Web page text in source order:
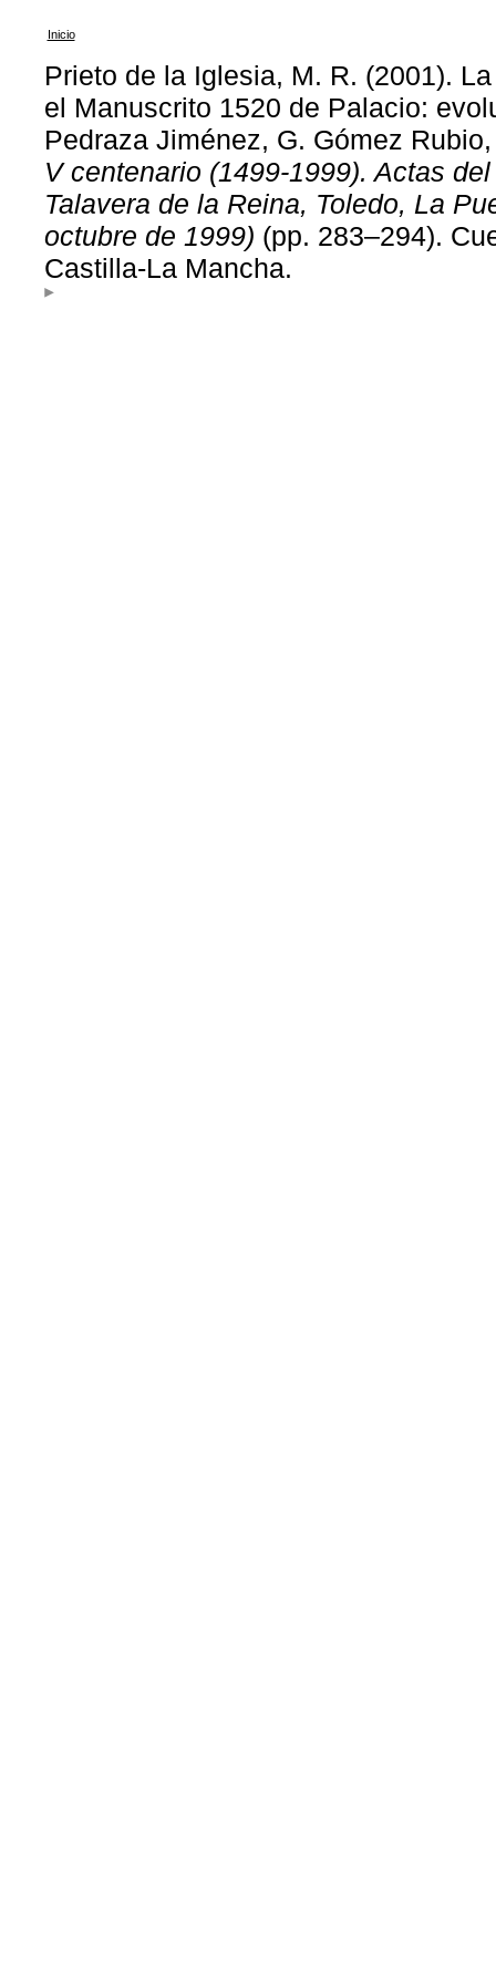
Inicio
Prieto de la Iglesia, M. R. (2001).
el Manuscrito 1520 de Palacio:
Pedraza Jiménez, G. Gómez
V centenario (1499-1999). Actas
Talavera de la Reina, Toledo, La
octubre de 1999) (pp. 283–294).
Castilla-La Mancha.